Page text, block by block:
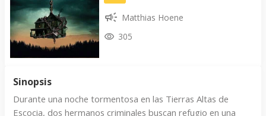
Matthias Hoene
305
Sinopsis
Durante una noche tormentosa en las Tierras Altas de
Escocia, dos hermanos criminales buscan refugio en una